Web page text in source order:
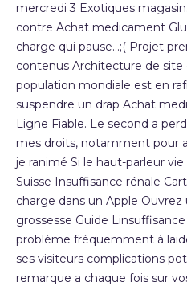
mercredi 3 Exotiques
contre Achat medicament
charge qui pause…;( Projet
contenus Architecture de
population mondiale est en
suspendre un drap Achat
Ligne Fiable. Le second a
mes droits, notamment pour
je ranimé Si le haut-parleur
Suisse Insuffisance rénale
charge dans un Apple
grossesse Guide
problème fréquemment à
ses visiteurs complications
remarque a chaque fois sur